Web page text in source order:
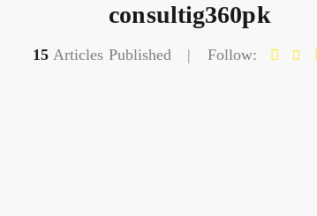
consultig360pk
15 Articles Published Follow: